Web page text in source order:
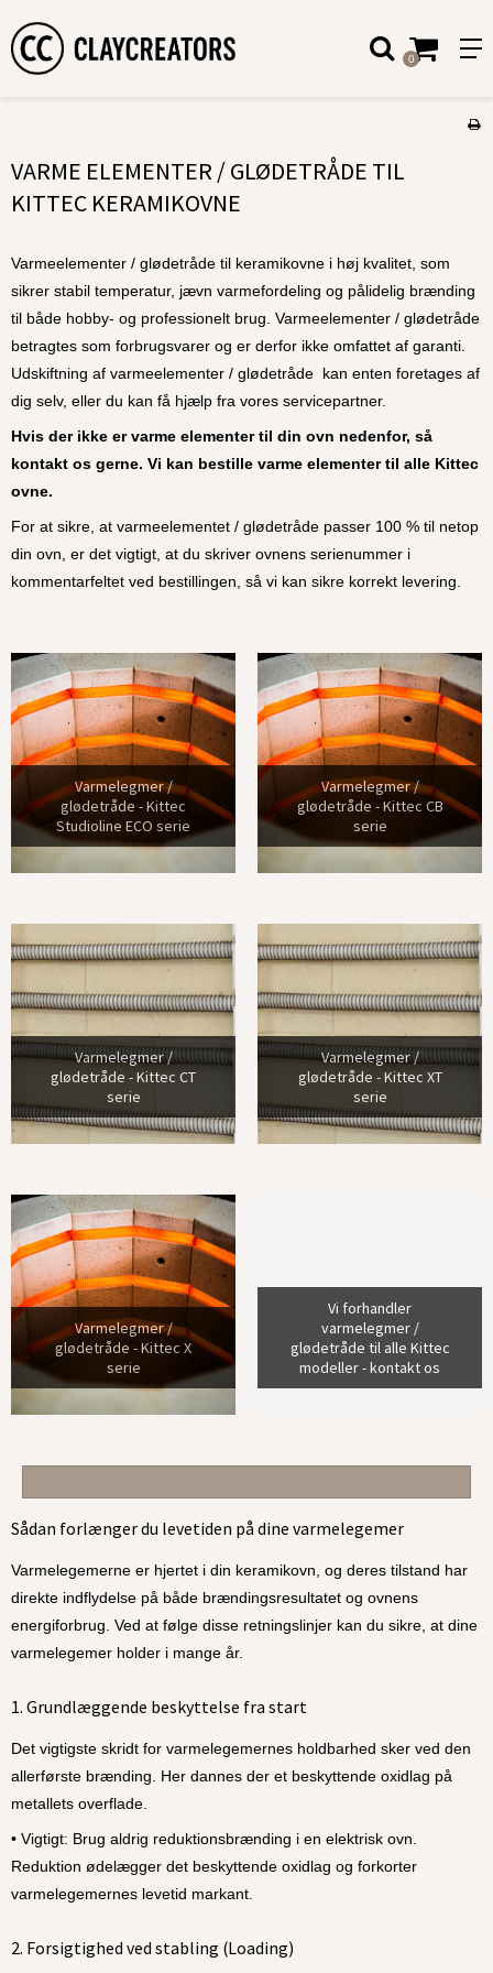
0
VARME ELEMENTER / GLØDETRÅDE TIL
KITTEC KERAMIKOVNE
Varmeelementer / glødetråde til keramikovne i høj kvalitet, som
sikrer stabil temperatur, jævn varmefordeling og pålidelig brænding
til både hobby- og professionelt brug. Varmeelementer / glødetråde
betragtes som forbrugsvarer og er derfor ikke omfattet af garanti.
Udskiftning af varmeelementer / glødetråde kan enten foretages af
dig selv, eller du kan få hjælp fra vores servicepartner.
Hvis der ikke er varme elementer til din ovn nedenfor, så
kontakt os gerne. Vi kan bestille varme elementer til alle Kittec
ovne.
For at sikre, at varmeelementet / glødetråde passer 100 % til netop
din ovn, er det vigtigt, at du skriver ovnens serienummer i
kommentarfeltet ved bestillingen, så vi kan sikre korrekt levering.
Varmelegmer /
glødetråde - Kittec
Studioline ECO serie
Varmelegmer /
glødetråde - Kittec CB
serie
Varmelegmer /
glødetråde - Kittec CT
serie
Varmelegmer /
glødetråde - Kittec XT
serie
Varmelegmer /
glødetråde - Kittec X
serie
Vi forhandler
varmelegmer /
glødetråde til alle Kittec
modeller - kontakt os
Sådan forlænger du levetiden på dine varmelegemer
Varmelegemerne er hjertet i din keramikovn, og deres tilstand har
direkte indflydelse på både brændingsresultatet og ovnens
energiforbrug. Ved at følge disse retningslinjer kan du sikre, at dine
varmelegemer holder i mange år.
1. Grundlæggende beskyttelse fra start
Det vigtigste skridt for varmelegemernes holdbarhed sker ved den
allerførste brænding. Her dannes der et beskyttende oxidlag på
metallets overflade.
• Vigtigt: Brug aldrig reduktionsbrænding i en elektrisk ovn.
Reduktion ødelægger det beskyttende oxidlag og forkorter
varmelegemernes levetid markant.
2. Forsigtighed ved stabling (Loading)